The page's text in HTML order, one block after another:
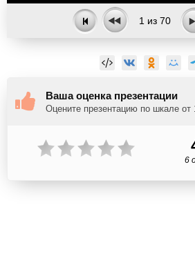
1 из 70
Ваша оценка презентации
Оцените презентацию по шкале от
6